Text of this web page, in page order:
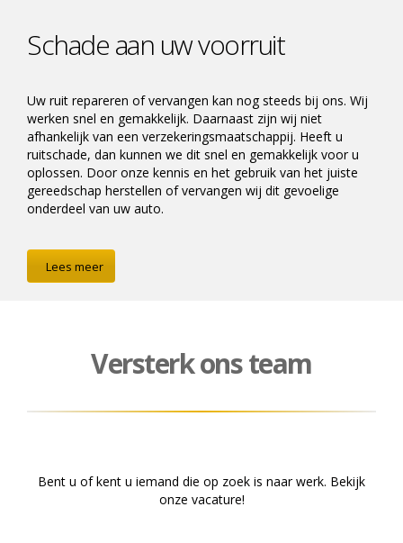
Schade aan uw voorruit
Uw ruit repareren of vervangen kan nog steeds bij ons. Wij
werken snel en gemakkelijk. Daarnaast zijn wij niet
afhankelijk van een verzekeringsmaatschappij. Heeft u
ruitschade, dan kunnen we dit snel en gemakkelijk voor u
oplossen. Door onze kennis en het gebruik van het juiste
gereedschap herstellen of vervangen wij dit gevoelige
onderdeel van uw auto.
Lees meer
Versterkons team
Bent u of kent u iemand die op zoek is naar werk. Bekijk
onze vacature!